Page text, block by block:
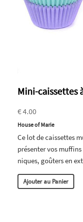
Mini-caissettes
€ 4.00
House of Marie
Ce lot de caissettes
présenter vos
niques, goûters en
Ajouter au Panier